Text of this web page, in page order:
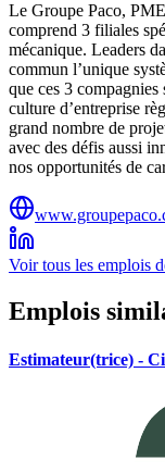
Le Groupe Paco,
comprend 3 filiales
mécanique. Leaders
commun l’unique
que ces 3 compagnies
culture d’entreprise
grand nombre de
avec des défis aussi
nos opportunités de
Voir tous les emplois
Emplois
Estimateur(trice) -